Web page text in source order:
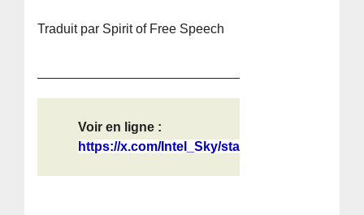
Traduit par Spirit of Free Speech
Voir en ligne :
https://x.com/Intel_Sky/status/2040...